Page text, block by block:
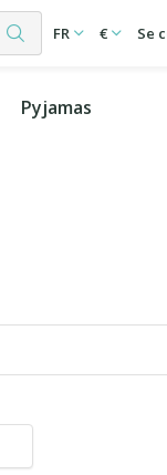
FR € Se
Pyjamas